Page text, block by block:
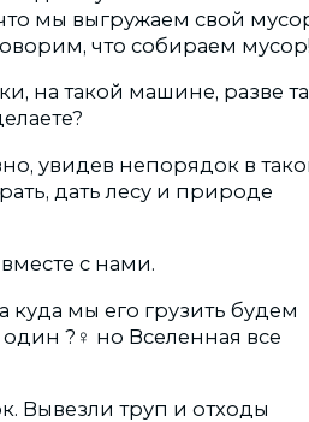
мы выгружаем свой
что собираем мусор!
на такой машине, разве
увидев непорядок в
дать лесу и природе
с нами.
куда мы его грузить будем
?‍♀️ но Вселенная все
Вывезли труп и отходы